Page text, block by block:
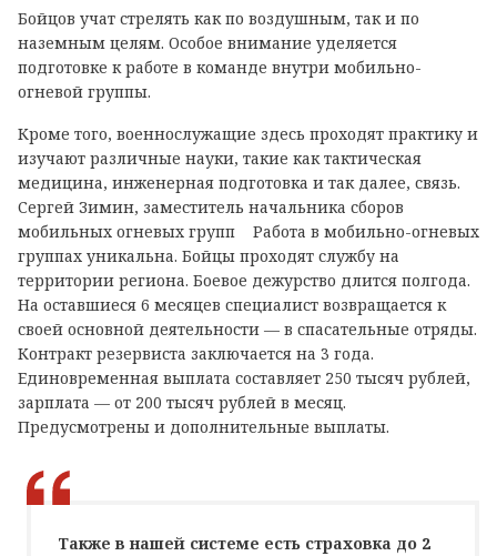
Бойцов учат стрелять как по воздушным, так и по
наземным целям. Особое внимание уделяется
подготовке к работе в команде внутри мобильно-
огневой группы.
Кроме того, военнослужащие здесь проходят практику и
изучают различные науки, такие как тактическая
медицина, инженерная подготовка и так далее, связь.
Сергей Зимин, заместитель начальника сборов
мобильных огневых групп Работа в мобильно-огневых
группах уникальна. Бойцы проходят службу на
территории региона. Боевое дежурство длится полгода.
На оставшиеся 6 месяцев специалист возвращается к
своей основной деятельности — в спасательные отряды.
Контракт резервиста заключается на 3 года.
Единовременная выплата составляет 250 тысяч рублей,
зарплата — от 200 тысяч рублей в месяц.
Предусмотрены и дополнительные выплаты.
Также в нашей системе есть страховка до 2